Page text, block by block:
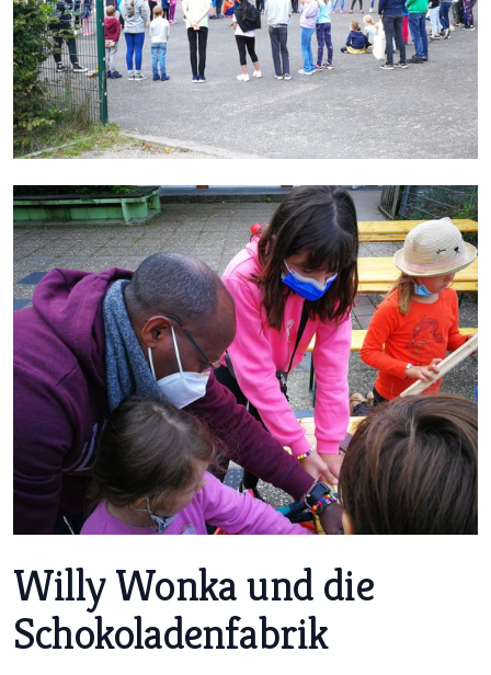
Willy Wonka und die
Schokoladenfabrik